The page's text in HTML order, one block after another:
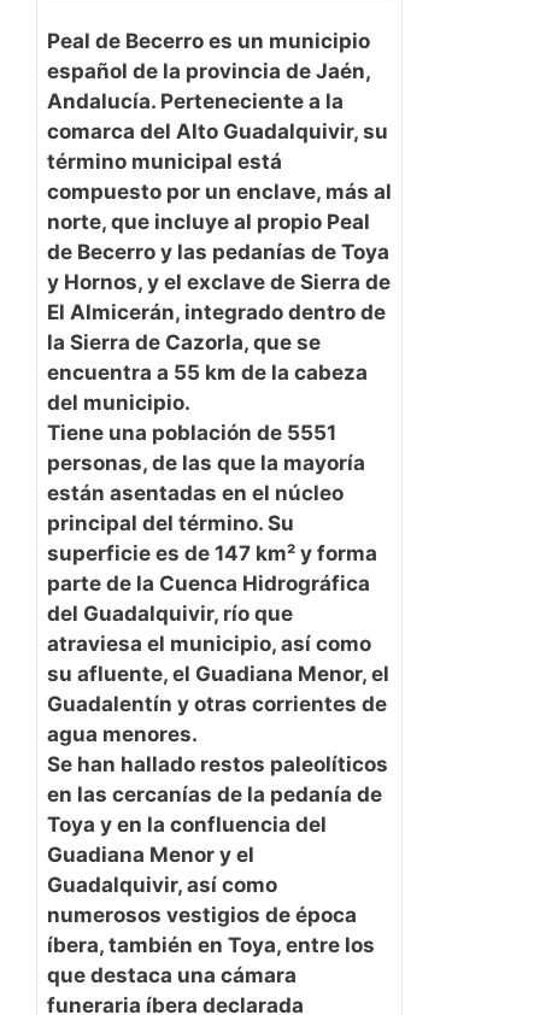
Peal de Becerro es un municipio
español de la provincia de Jaén,
Andalucía. Perteneciente a la
comarca del Alto Guadalquivir, su
término municipal está
compuesto por un enclave, más al
norte, que incluye al propio Peal
de Becerro y las pedanías de Toya
y Hornos, y el exclave de Sierra de
El Almicerán, integrado dentro de
la Sierra de Cazorla, que se
encuentra a 55 km de la cabeza
del municipio.
Tiene una población de 5551
personas, de las que la mayoría
están asentadas en el núcleo
principal del término. Su
superficie es de 147 km² y forma
parte de la Cuenca Hidrográfica
del Guadalquivir, río que
atraviesa el municipio, así como
su afluente, el Guadiana Menor, el
Guadalentín y otras corrientes de
agua menores.
Se han hallado restos paleolíticos
en las cercanías de la pedanía de
Toya y en la confluencia del
Guadiana Menor y el
Guadalquivir, así como
numerosos vestigios de época
íbera, también en Toya, entre los
que destaca una cámara
funeraria íbera declarada